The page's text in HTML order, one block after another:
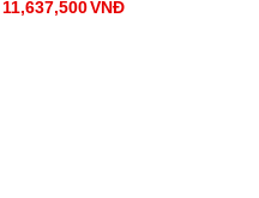
11,637,500VNĐ